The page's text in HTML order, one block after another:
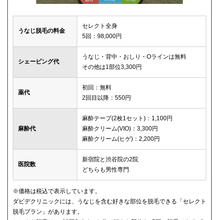
うなじ脱毛の料金
セレクト全身
5回：98,000円
シェービング代
うなじ・背中・おしり・Oラインは無料
その他は1部位3,300円
薬代
初回：無料
2回目以降：550円
麻酔代
麻酔テープ(2枚1セット)：1,100円
麻酔クリーム(VIO)：3,300円
麻酔クリーム(ヒゲ)：2,200円
医院数
新宿院と渋谷院の2院
どちらも男性専門
※価格は税込で表示しています。
ダビデクリニックには、うなじを含む好きな部位を脱毛できる「セレクト
脱毛プラン」があります。